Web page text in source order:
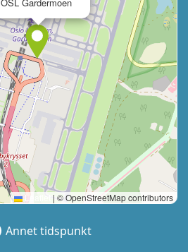
Leaflet | © OpenStreetMap contributors
Annet tidspunkt